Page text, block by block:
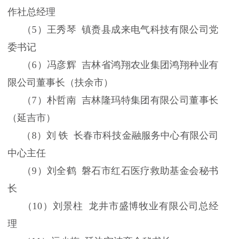
作社总经理
（5 ）王秀琴 镇赉县成来电气科技有限公司党
委书记
（6 ）冯彦辉 吉林省鸿翔农业集团鸿翔种业有
限公司董事长（扶余市）
（7 ）朴哲南 吉林隆玛特集团有限公司董事长
（延吉市）
（8）刘 铁 长春市科技金融服务中心有限公司
中心主任
（9 ）刘全鹤 磐石市红石医疗救助基金会秘书
长
（10 ）刘景柱
龙井市盛博牧业有限公司总经
理